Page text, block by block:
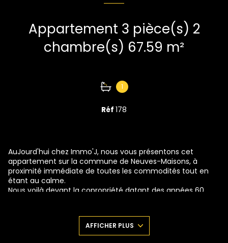
Appartement 3 pièce(s) 2
chambre(s) 67.59 m²
1
Réf 178
AuJourd'hui chez Immo'J, nous vous présentons cet
appartement sur la commune de Neuves-Maisons, à
proximité immédiate de toutes les commodités tout en
étant au calme.
Nous voilà devant la copropriété datant des années 60,
Entrons dans l'appartement où Je vous propose de passer
la belle entrée pour aller à gauche sur le salon séJour
baigné de lumière. Juste à côté et séparée, nous
AFFICHER PLUS